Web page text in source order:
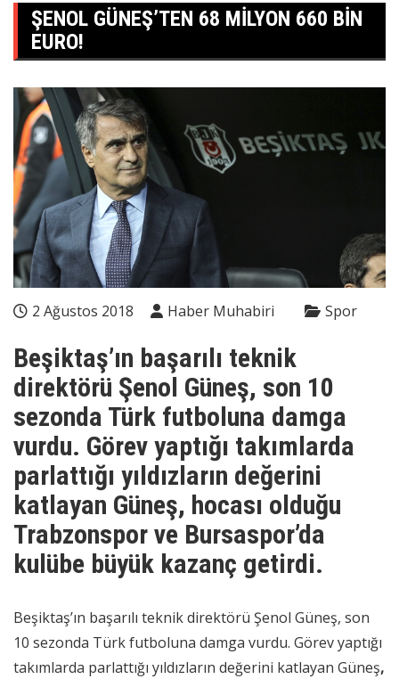
ŞENOL GÜNEŞ’TEN 68 MILYON 660 BIN
EURO!
2 Ağustos 2018 Haber Muhabiri Spor
Beşiktaş’ın başarılı teknik
direktörü Şenol Güneş, son 10
sezonda Türk futboluna damga
vurdu. Görev yaptığı takımlarda
parlattığı yıldızların değerini
katlayan Güneş, hocası olduğu
Trabzonspor ve Bursaspor’da
kulübe büyük kazanç getirdi.
Beşiktaş’ın başarılı teknik direktörü Şenol Güneş, son
10 sezonda Türk futboluna damga vurdu. Görev yaptığı
takımlarda parlattığı yıldızların değerini katlayan Güneş,